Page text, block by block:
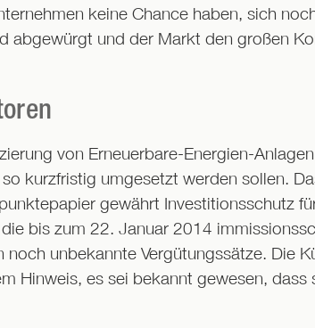
keine Chance haben, sich
abgewürgt und der Markt den großen
von Erneuerbare-Energien-
kurzfristig umgesetzt werden sollen.
gewährt Investitionsschutz
bis zum 22. Januar 2014
unbekannte Vergütungssätze. Die
Hinweis, es sei bekannt gewesen, dass